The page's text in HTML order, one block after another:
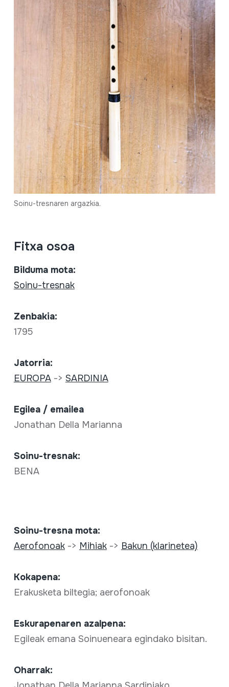
Soinu-tresnaren argazkia.
Fitxa osoa
Bilduma mota:
Soinu-tresnak
Zenbakia:
1795
Jatorria:
EUROPA-> SARDINIA
Egilea / emailea
Jonathan Della Marianna
Soinu-tresnak:
BENA
Soinu-tresna mota:
Aerofonoak-> Mihiak-> Bakun (klarinetea)
Kokapena:
Erakusketa biltegia; aerofonoak
Eskurapenaren azalpena:
Egileak emana Soinueneara egindako bisitan.
Oharrak: